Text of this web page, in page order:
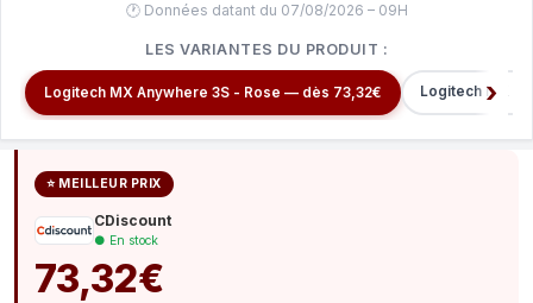
🕐 Données datant du 07/08/2026 – 09H
LES VARIANTES DU PRODUIT :
Logitech MX Anywhere 3S - Rose — dès 73,32€ Logitech MX
⭐ MEILLEUR PRIX
CDiscount
● En stock
73,32€